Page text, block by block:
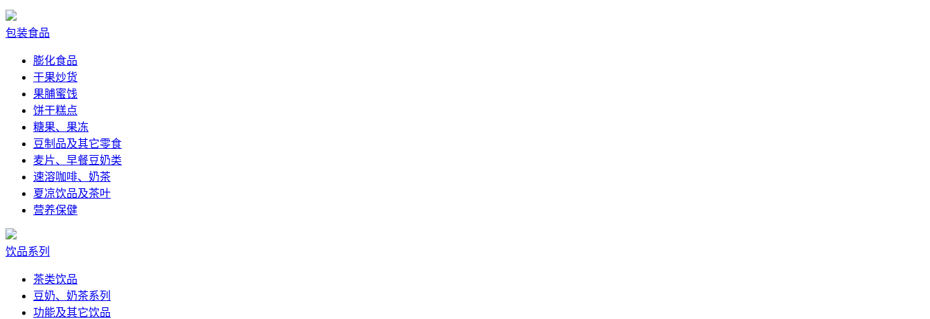
包装食品
膨化食品
干果炒货
果脯蜜饯
饼干糕点
糖果、果冻
豆制品及其它零食
麦片、早餐豆奶类
速溶咖啡、奶茶
夏凉饮品及茶叶
营养保健
饮品系列
茶类饮品
豆奶、奶茶系列
功能及其它饮品